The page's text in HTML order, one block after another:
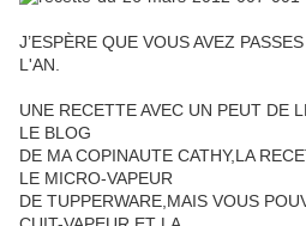
J’ESPÈRE QUE VOUS AVEZ
L'AN.
UNE RECETTE AVEC UN PEUT DE
LE BLOG
DE MA COPINAUTE CATHY,LA
LE MICRO-VAPEUR
DE TUPPERWARE,MAIS VOUS